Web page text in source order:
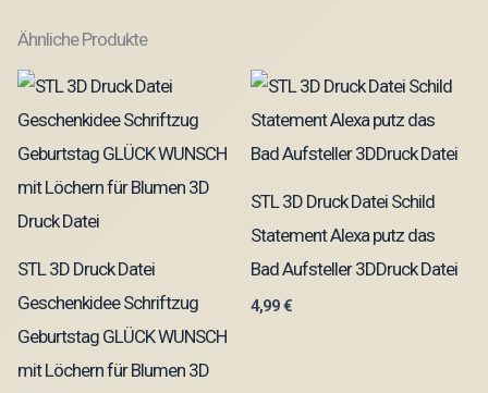
Ähnliche Produkte
STL 3D Druck Datei
Geschenkidee Schriftzug
Geburtstag GLÜCK WUNSCH
mit Löchern für Blumen 3D
STL 3D Druck Datei Schild
Statement Alexa putz das
Bad Aufsteller 3DDruck Datei
4,99€